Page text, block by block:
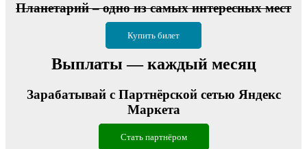
Планетарий – одно из самых интересных мест
Купить билет
Выплаты — каждый месяц
Зарабатывай с Партнёрской сетью Яндекс
Маркета
Стать партнёром